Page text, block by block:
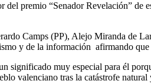
del premio “Senador Revelación” de
Camps (PP), Alejo Miranda de
y de la información afirmando que
significado muy especial para él
valenciano tras la catástrofe